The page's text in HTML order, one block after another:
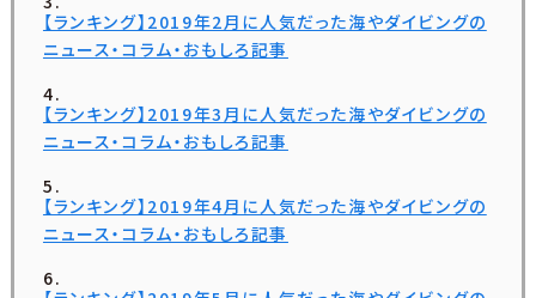
【ランキング】2019年2月に人気だった海やダイビングの
ニュース・コラム・おもしろ記事
【ランキング】2019年3月に人気だった海やダイビングの
ニュース・コラム・おもしろ記事
【ランキング】2019年4月に人気だった海やダイビングの
ニュース・コラム・おもしろ記事